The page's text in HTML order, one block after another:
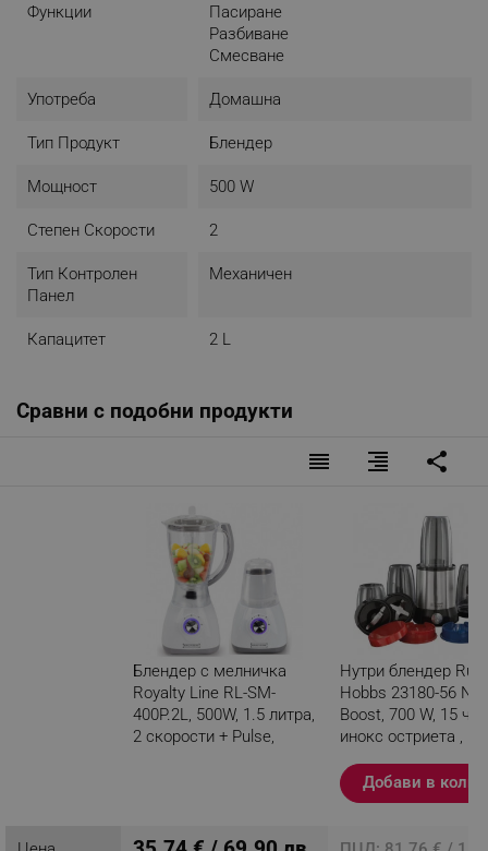
Функции
Пасиране
Разбиване
Смесване
Употреба Домашна
Тип Продукт Блендер
Мощност 500 W
Степен Скорости 2
Тип Контролен
Панел
Механичен
Капацитет 2 L
Сравни с подобни продукти
reorder format_align_right share
Блендер с мелничка
Royalty Line RL-SM-
400P.2L, 500W, 1.5 литра,
2 скорости + Pulse,
Нутри блендер
Hobbs 23180-56
Boost, 700 W, 15
инокс остриета ,
Добави в